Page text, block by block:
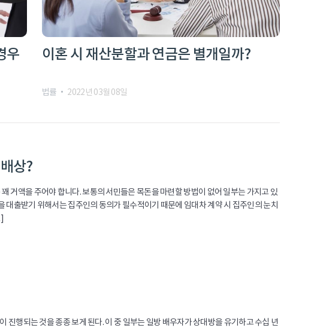
우
이혼 시 재산분할과 연금은 별개일까?
법률 2022년 03월 08일
상?
거액을 주어야 합니다. 보통의 서민들은 목돈을 마련할 방법이 없어 일부는 가지고 있
출받기 위해서는 집주인의 동의가 필수적이기 때문에 임대차 계약 시 집주인의 눈치
행되는 것을 종종 보게 된다. 이 중 일부는 일방 배우자가 상대방을 유기하고 수십 년